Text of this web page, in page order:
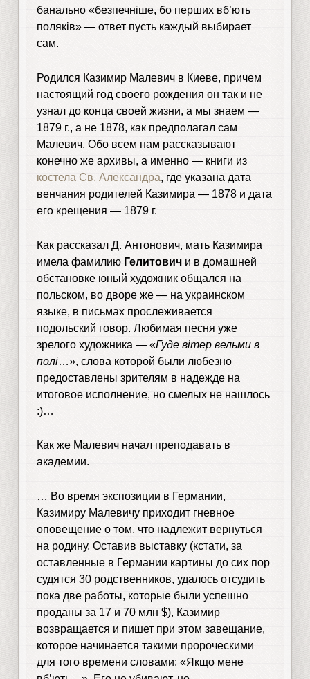
банально «безпечніше, бо перших вб’ють
поляків» — ответ пусть каждый выбирает
сам.
Родился Казимир Малевич в Киеве, причем
настоящий год своего рождения он так и не
узнал до конца своей жизни, а мы знаем —
1879 г., а не 1878, как предполагал сам
Малевич. Обо всем нам рассказывают
конечно же архивы, а именно — книги из
костела Св. Александра, где указана дата
венчания родителей Казимира — 1878 и дата
его крещения — 1879 г.
Как рассказал Д. Антонович, мать Казимира
имела фамилию Гелитовичи в домашней
обстановке юный художник общался на
польском, во дворе же — на украинском
языке, в письмах прослеживается
подольский говор. Любимая песня уже
зрелого художника — «Гуде вітер вельми в
полі…», слова которой были любезно
предоставлены зрителям в надежде на
итоговое исполнение, но смелых не нашлось
:)…
Как же Малевич начал преподавать в
академии.
… Во время экспозиции в Германии,
Казимиру Малевичу приходит гневное
оповещение о том, что надлежит вернуться
на родину. Оставив выставку (кстати, за
оставленные в Германии картины до сих пор
судятся 30 родственников, удалось отсудить
пока две работы, которые были успешно
проданы за 17 и 70 млн $), Казимир
возвращается и пишет при этом завещание,
которое начинается такими пророческими
для того времени словами: «Якщо мене